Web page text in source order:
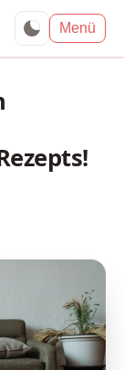
Menü